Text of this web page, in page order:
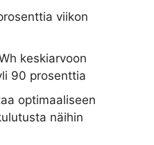
viikon
keskiarvoon
90 prosenttia
optimaaliseen
näihin